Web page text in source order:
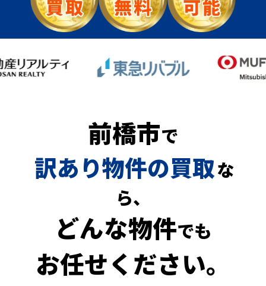
前橋市で
訳あり物件の買取な
ら、
どんな物件でも
お任せください。